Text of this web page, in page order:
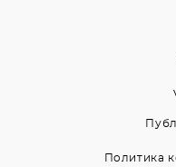
Политика